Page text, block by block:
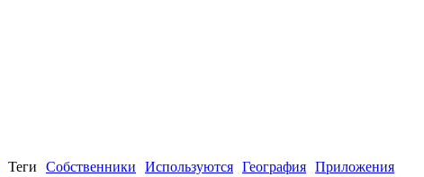
Теги Собственники Используются География Приложения